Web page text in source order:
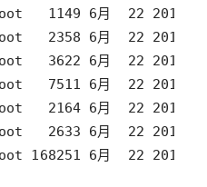
6月  22 2017